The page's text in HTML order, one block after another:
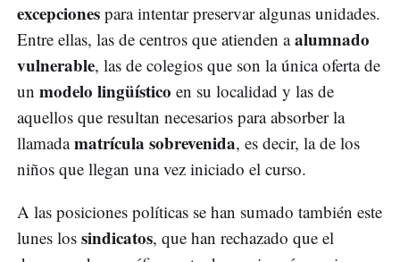
excepciones para intentar preservar algunas unidades.
Entre ellas, las de centros que atienden aalumnado
vulnerable, las de colegios que son la única oferta de
un modelo lingüístico en su localidad y las de
aquellos que resultan necesarios para absorber la
llamadamatrícula sobrevenida, es decir, la de los
niños que llegan una vez iniciado el curso.
A las posiciones políticas se han sumado también este
lunes los sindicatos, que han rechazado que el